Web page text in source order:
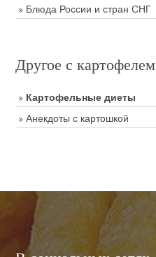
Блюда России и стран СНГ
Другое с картофелем
Картофельные диеты
Анекдоты с картошкой